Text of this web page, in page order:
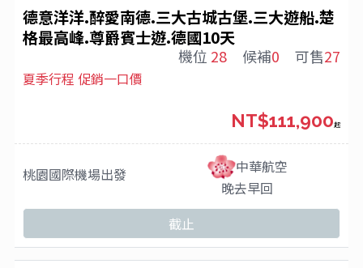
德意洋洋.醉愛南德.三大古城古堡.三大遊船.楚
格最高峰.尊爵賓士遊.德國10天
機位 28 候補0 可售27
夏季行程 促銷一口價
桃園國際機場出發
中華航空
晚去早回
NT$111,900起
截止